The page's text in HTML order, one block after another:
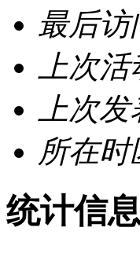
最后访
上次
上次
所在时
统计信息